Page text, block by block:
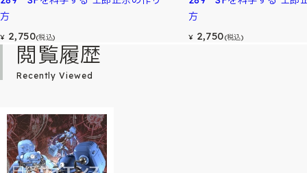
方
¥ 2,750(税込)
方
¥ 2,750(税込)
閲覧履歴
Recently Viewed